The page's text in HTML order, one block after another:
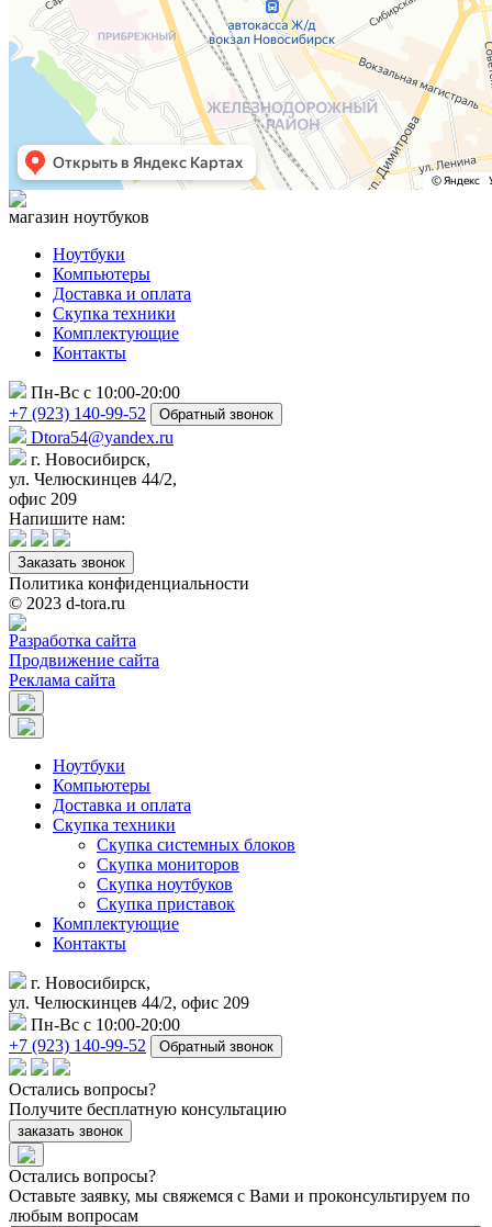
магазин ноутбуков
Ноутбуки
Компьютеры
Доставка и оплата
Скупка техники
Комплектующие
Контакты
Пн-Вс с 10:00-20:00
+7 (923) 140-99-52
Обратный звонок
Dtora54@yandex.ru
г. Новосибирск,
ул. Челюскинцев 44/2,
офис 209
Напишите нам:
Заказать звонок
Политика конфиденциальности
© 2023 d-tora.ru
Разработка сайта
Продвижение сайта
Реклама сайта
Ноутбуки
Компьютеры
Доставка и оплата
Скупка техники
Скупка системных блоков
Скупка мониторов
Скупка ноутбуков
Скупка приставок
Комплектующие
Контакты
г. Новосибирск,
ул. Челюскинцев 44/2, офис 209
Пн-Вс с 10:00-20:00
+7 (923) 140-99-52
Обратный звонок
Остались вопросы?
Получите бесплатную консультацию
заказать звонок
Остались вопросы?
Оставьте заявку, мы свяжемся с Вами и проконсультируем по
любым вопросам